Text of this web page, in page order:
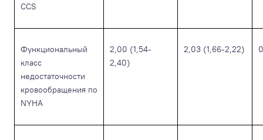
CCS
Функциональный
класс
недостаточности
кровообращения по
NYHA
2,00 (1,54-
2,40)
2,03 (1,66-2,22)